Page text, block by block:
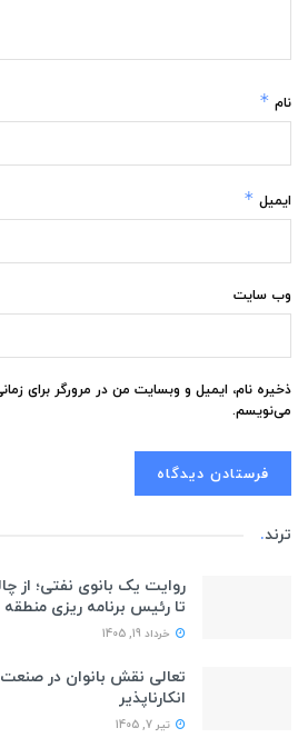
نام *
ایمیل *
وب‌ سایت
ذخیره نام، ایمیل و وبسایت من در مرورگر برای
می‌نویسم.
ترند.
روایت یک بانوی نفتی؛ از
تا رئیس برنامه ریزی
خرداد 19, 1405
تعالی نقش بانوان در
انکارناپذیر
تیر 7, 1405